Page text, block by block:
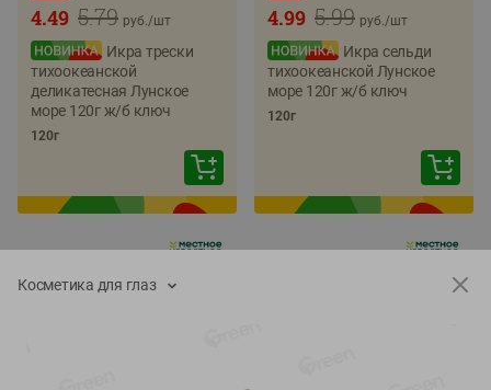
5.79
4.49 руб./шт
Икра трески
тихоокеанской
деликатесная Лунское
море 120г ж/б ключ
120г
5.99
4.99 руб./шт
Икра сельди
тихоокеанской Лунское
море 120г ж/б ключ
120г
Косметика для глаз